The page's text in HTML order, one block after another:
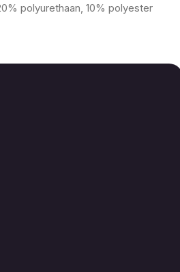
polyurethaan, 10% polyester